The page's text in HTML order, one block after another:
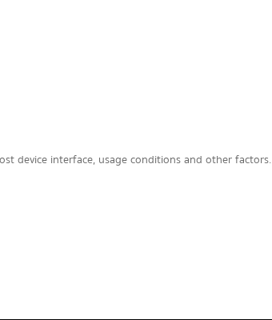
device interface, usage conditions and other factors.